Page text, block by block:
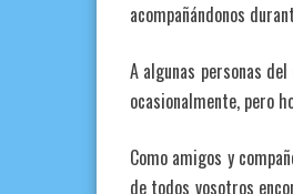
acompañándonos
A algunas personas
ocasionalmente, pero
Como amigos y
de todos vosotros